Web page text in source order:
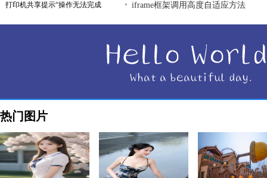
打印机共享提示“操作无法完成
iframe框架调用高度自适应方法
热门图片